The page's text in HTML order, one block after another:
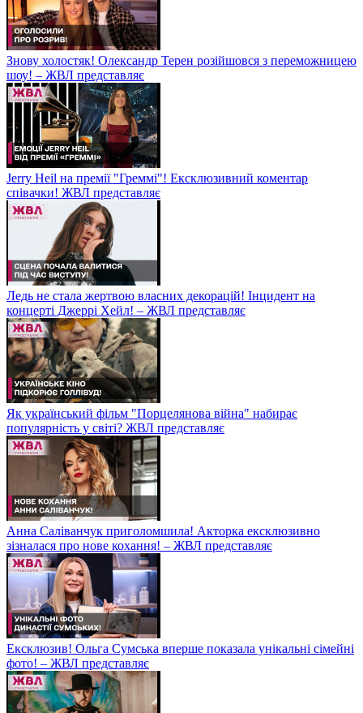
Знову холостяк! Олександр Терен розійшовся з переможницею
шоу! – ЖВЛ представляє
Jerry Heil на премії "Греммі"! Ексклюзивний коментар
співачки! ЖВЛ представляє
Ледь не стала жертвою власних декорацій! Інцидент на
концерті Джеррі Хейл! – ЖВЛ представляє
Як український фільм "Порцелянова війна" набирає
популярність у світі? ЖВЛ представляє
Анна Саліванчук приголомшила! Акторка ексклюзивно
зізналася про нове кохання! – ЖВЛ представляє
Ексклюзив! Ольга Сумська вперше показала унікальні сімейні
фото! – ЖВЛ представляє